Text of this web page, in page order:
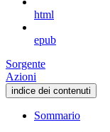
html
epub
Sorgente
Azioni
indice dei contenuti
Sommario